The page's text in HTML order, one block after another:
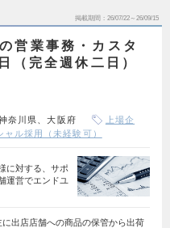
掲載期間 26/07/22～26/09/15
営業事務・カスタ
（完全週休二日）
奈川県、大阪府
上場企
ャル採用（未経験可）
に対する、サポ
運営でエンドユ
出店店舗への商品の保管から出荷